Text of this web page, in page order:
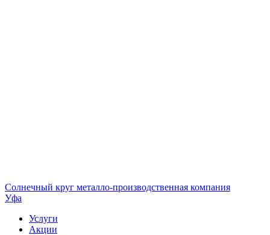
Солнечный круг металло-производственная компания
Уфа
Услуги
Акции